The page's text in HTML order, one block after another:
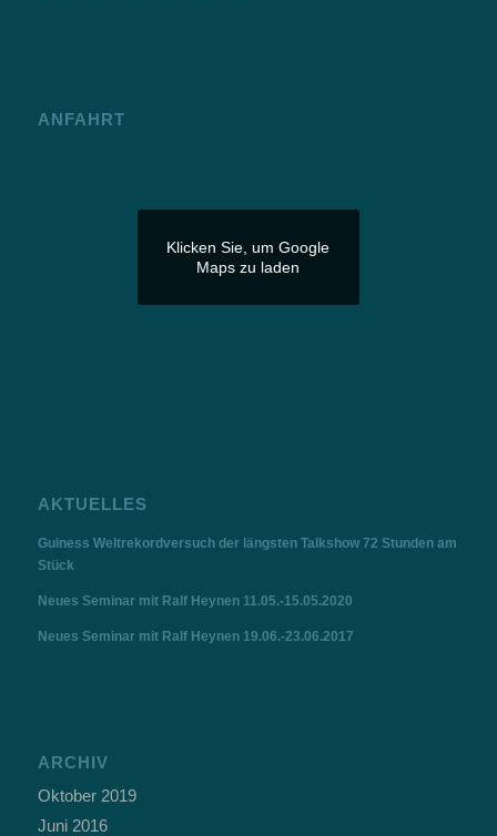
ANFAHRT
Klicken Sie, um Google
Maps zu laden
AKTUELLES
Guiness Weltrekordversuch der längsten Talkshow 72 Stunden am
Stück
Neues Seminar mit Ralf Heynen 11.05.-15.05.2020
Neues Seminar mit Ralf Heynen 19.06.-23.06.2017
ARCHIV
Oktober 2019
Juni 2016